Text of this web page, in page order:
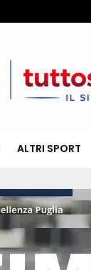
ALTRI SPORT